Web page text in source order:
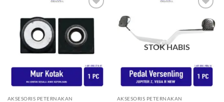
AKSESORIS PETERNAKAN
ke Wishlist
STOK HABIS
AKSESORIS PETERNAKAN